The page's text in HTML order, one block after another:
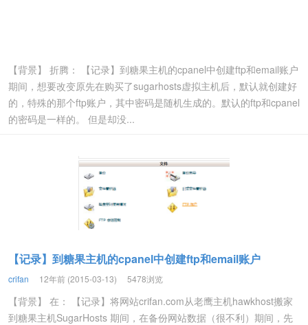
【背景】 折腾： 【记录】到糖果主机的cpanel中创建ftp和email账户
期间，想要改变原先在购买了sugarhosts虚拟主机后，默认就创建好
的，特殊的那个ftp账户，其中密码是随机生成的。默认的ftp和cpanel
的密码是一样的。 但是却没...
【记录】到糖果主机的cpanel中创建ftp和email账户
crifan 12年前 (2015-03-13) 5478浏览
【背景】 在： 【记录】将网站crifan.com从老鹰主机hawkhost搬家
到糖果主机SugarHosts 期间，在备份网站数据（很不利）期间，先